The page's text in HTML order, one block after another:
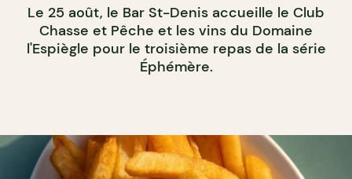
Le 25 août, le Bar St-Denis accueille le Club
Chasse et Pêche et les vins du Domaine
l'Espiègle pour le troisième repas de la série
Éphémère.